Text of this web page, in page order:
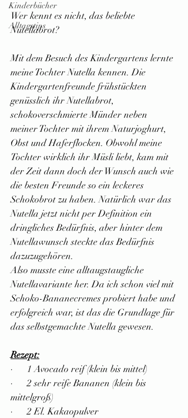
Kinderbücher
Alltagstips
Wer kennt es nicht, das beliebte
Nutellabrot?
Mit dem Besuch des Kindergartens lernte
meine Tochter Nutella kennen. Die
Kindergartenfreunde frühstückten
genüsslich ihr Nutellabrot,
schokoverschmierte Münder neben
meiner Tochter mit ihrem Naturjoghurt,
Obst und Haferflocken. Obwohl meine
Tochter wirklich ihr Müsli liebt, kam mit
der Zeit dann doch der Wunsch auch wie
die besten Freunde so ein leckeres
Schokobrot zu haben. Natürlich war das
Nutella jetzt nicht per Definition ein
dringliches Bedürfnis, aber hinter dem
Nutellawunsch steckte das Bedürfnis
dazuzugehören.
Also musste eine alltaugstaugliche
Nutellavariante her. Da ich schon viel mit
Schoko-Bananecremes probiert habe und
erfolgreich war, ist das die Grundlage für
das selbstgemachte Nutella gewesen.
Rezept:
·      1 Avocado reif (klein bis mittel)
·      2 sehr reife Bananen (klein bis
mittelgroß)
·      2 El. Kakaopulver